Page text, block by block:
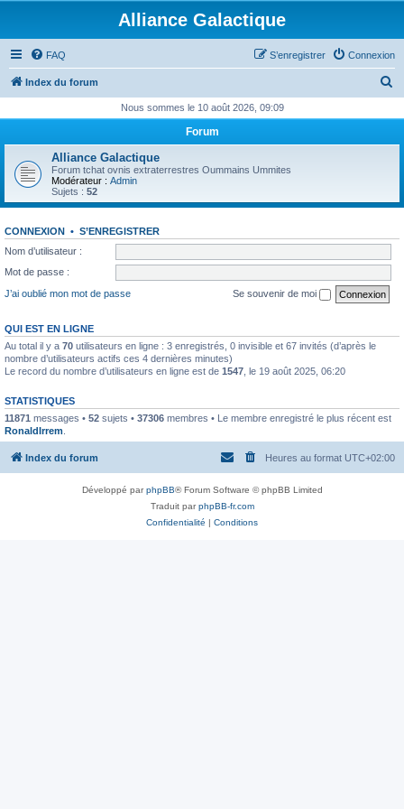
Alliance Galactique
FAQ Connexion
S’enregistrer
Index du forum
h
c
Nous sommes le 10 août 2026, 09:09
Forum
Alliance Galactique
Forum tchat ovnis extraterrestres Oummains Ummites
Modérateur : Admin
Sujets : 52
CONNEXION • S’ENREGISTRER
Nom d’utilisateur :
Mot de passe :
J’ai oublié mon mot de passe
Se souvenir de moi
QUI EST EN LIGNE
Au total il y a 70 utilisateurs en ligne : 3 enregistrés, 0 invisible et 67 invités (d’après le
nombre d’utilisateurs actifs ces 4 dernières minutes)
Le record du nombre d’utilisateurs en ligne est de 1547 , le 19 août 2025, 06:20
STATISTIQUES
11871 messages • 52 sujets • 37306 membres • Le membre enregistré le plus récent est
RonaldIrrem
Index du forum Heures au format UTC+02:00
Développé parphpBB® Forum Software © phpBB Limited
Traduit parphpBB-fr.com
Confidentialité | Conditions